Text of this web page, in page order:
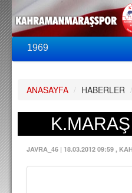
1969
PUAN DURUMU
FİKSTÜR
KADRO
A TAKIM KADROSU
ANASAYFA / HABERLER /
JAVRA_46 | 18.03.2012 09:59 ,